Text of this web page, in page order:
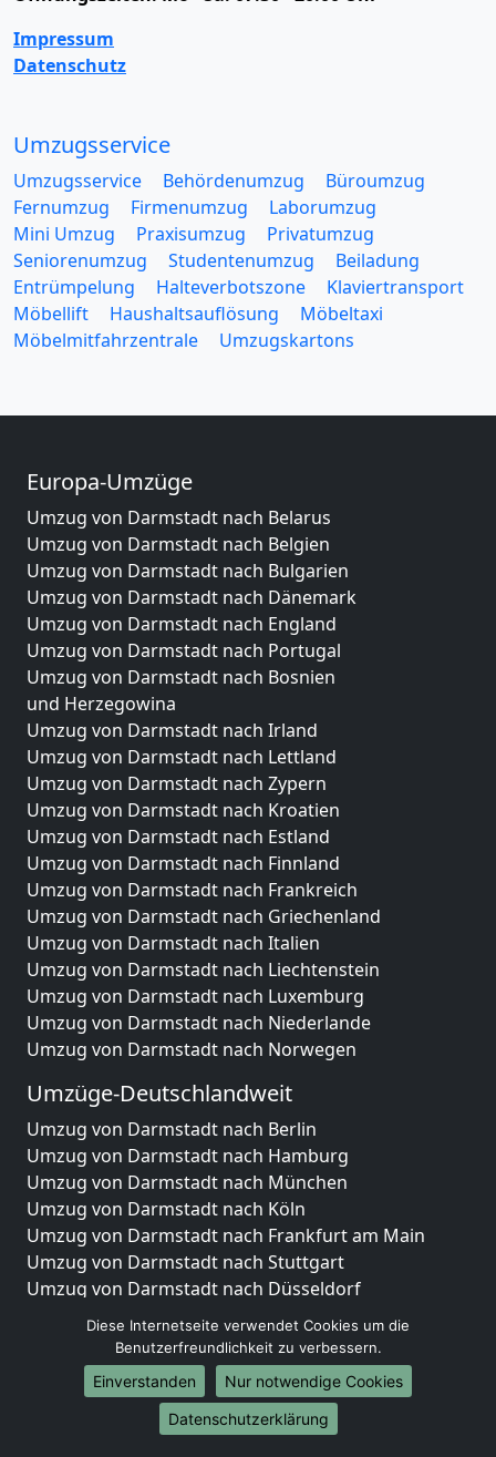
Impressum
Datenschutz
Umzugsservice
Umzugsservice Behördenumzug
Büroumzug
Fernumzug
Firmenumzug
Laborumzug
Mini Umzug
Praxisumzug
Privatumzug
Seniorenumzug
Studentenumzug
Beiladung
Entrümpelung
Halteverbotszone
Klaviertransport
Möbellift
Haushaltsauflösung
Möbeltaxi
Möbelmitfahrzentrale
Umzugskartons
Europa-Umzüge
Umzug von Darmstadt nach Belarus
Umzug von Darmstadt nach Belgien
Umzug von Darmstadt nach Bulgarien
Umzug von Darmstadt nach Dänemark
Umzug von Darmstadt nach England
Umzug von Darmstadt nach Portugal
Umzug von Darmstadt nach Bosnien
und Herzegowina
Umzug von Darmstadt nach Irland
Umzug von Darmstadt nach Lettland
Umzug von Darmstadt nach Zypern
Umzug von Darmstadt nach Kroatien
Umzug von Darmstadt nach Estland
Umzug von Darmstadt nach Finnland
Umzug von Darmstadt nach Frankreich
Umzug von Darmstadt nach Griechenland
Umzug von Darmstadt nach Italien
Umzug von Darmstadt nach Liechtenstein
Umzug von Darmstadt nach Luxemburg
Umzug von Darmstadt nach Niederlande
Umzug von Darmstadt nach Norwegen
Umzüge-Deutschlandweit
Umzug von Darmstadt nach Berlin
Umzug von Darmstadt nach Hamburg
Umzug von Darmstadt nach München
Umzug von Darmstadt nach Köln
Umzug von Darmstadt nach Frankfurt am Main
Umzug von Darmstadt nach Stuttgart
Umzug von Darmstadt nach Düsseldorf
Umzug von Darmstadt nach Leipzig
Umzug von Darmstadt nach Dortmund
Umzug von Darmstadt nach Essen
Umzug von Darmstadt nach Bremen
Umzug von Darmstadt nach Dresden
Diese Internetseite verwendet Cookies um die
Benutzerfreundlichkeit zu verbessern.
Einverstanden
Nur notwendige Cookies
Datenschutzerklärung